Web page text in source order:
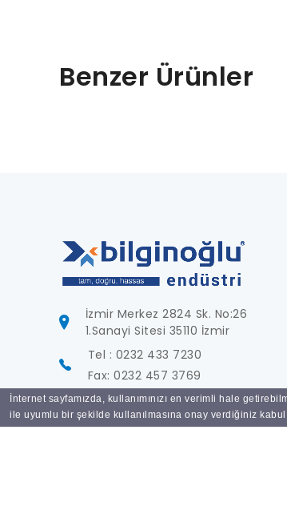
İnternet sayfamızda, kullanımınızı en verimli hale
ile uyumlu bir şekilde kullanılmasına onay verdiğiniz
Benzer Ürünler
İzmir Merkez 2824 Sk. No:26
1.Sanayi Sitesi 35110 İzmir
Tel : 0232 433 7230
Fax: 0232 457 3769
info@bilginoglu.com